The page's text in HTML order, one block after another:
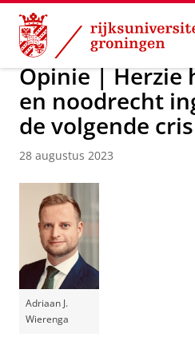
Skip
Content
Skip
Navigation
Over ons Actueel Nieuws
Opinie | Herzie
en noodrecht
de volgende
28 augustus 2023
Adriaan J.
Wierenga